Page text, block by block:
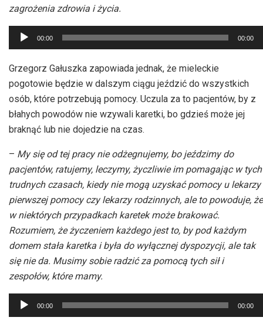
zagrożenia zdrowia i życia.
Odtwarzacz
plików
dźwiękowych
00:00 00:00
Grzegorz Gałuszka zapowiada jednak, że mieleckie
pogotowie będzie w dalszym ciągu jeździć do wszystkich
osób, które potrzebują pomocy. Uczula za to pacjentów, by z
błahych powodów nie wzywali karetki, bo gdzieś może jej
braknąć lub nie dojedzie na czas.
– My się od tej pracy nie odżegnujemy, bo jeździmy do
pacjentów, ratujemy, leczymy, życzliwie im pomagając w tych
trudnych czasach, kiedy nie mogą uzyskać pomocy u lekarzy
pierwszej pomocy czy lekarzy rodzinnych, ale to powoduje, że
w niektórych przypadkach karetek może brakować.
Rozumiem, że życzeniem każdego jest to, by pod każdym
domem stała karetka i była do wyłącznej dyspozycji, ale tak
się nie da. Musimy sobie radzić za pomocą tych sił i
zespołów, które mamy.
Odtwarzacz
plików
00:00 00:00